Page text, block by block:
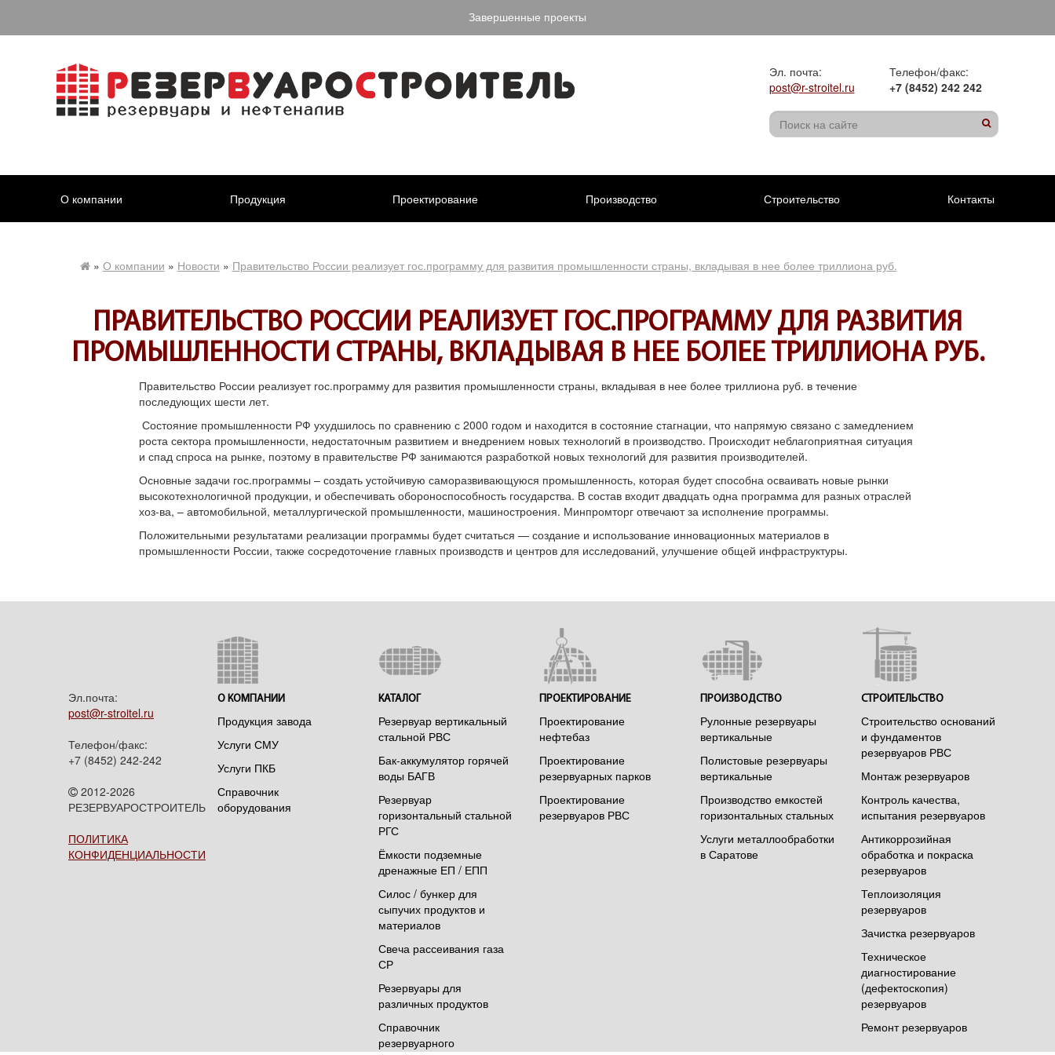
Завершенные проекты
Эл. почта:
post@r-stroitel.ru
Телефон/факс:
+7 (8452) 242 242
О компании Продукция Проектирование Производство Строительство Контакты
» О компании » Новости » Правительство России реализует гос.программу для развития промышленности страны, вкладывая в нее более триллиона руб.
ПРАВИТЕЛЬСТВО РОССИИ РЕАЛИЗУЕТ ГОС.ПРОГРАММУ ДЛЯ РАЗВИТИЯ
ПРОМЫШЛЕННОСТИ СТРАНЫ, ВКЛАДЫВАЯ В НЕЕ БОЛЕЕ ТРИЛЛИОНА РУБ.
Правительство России реализует гос.программу для развития промышленности страны, вкладывая в нее более триллиона руб. в течение
последующих шести лет.
Состояние промышленности РФ ухудшилось по сравнению с 2000 годом и находится в состояние стагнации, что напрямую связано с замедлением
роста сектора промышленности, недостаточным развитием и внедрением новых технологий в производство. Происходит неблагоприятная ситуация
и спад спроса на рынке, поэтому в правительстве РФ занимаются разработкой новых технологий для развития производителей.
Основные задачи гос.программы – создать устойчивую саморазвивающуюся промышленность, которая будет способна осваивать новые рынки
высокотехнологичной продукции, и обеспечивать обороноспособность государства. В состав входит двадцать одна программа для разных отраслей
хоз-ва, – автомобильной, металлургической промышленности, машиностроения. Минпромторг отвечают за исполнение программы.
Положительными результатами реализации программы будет считаться — создание и использование инновационных материалов в
промышленности России, также сосредоточение главных производств и центров для исследований, улучшение общей инфраструктуры.
Эл.почта:
post@r-stroitel.ru
Телефон/факс:
+7 (8452) 242-242
2012-2026
РЕЗЕРВУАРОСТРОИТЕЛЬ
ПОЛИТИКА
КОНФИДЕНЦИАЛЬНОСТИ
О КОМПАНИИ
Продукция завода
Услуги СМУ
Услуги ПКБ
Справочник
оборудования
КАТАЛОГ
Резервуар вертикальный
стальной РВС
Бак-аккумулятор горячей
воды БАГВ
Резервуар
горизонтальный стальной
РГС
Ёмкости подземные
дренажные ЕП / ЕПП
Силос / бункер для
сыпучих продуктов и
материалов
Свеча рассеивания газа
СР
Резервуары для
различных продуктов
Справочник
резервуарного
ПРОЕКТИРОВАНИЕ
Проектирование
нефтебаз
Проектирование
резервуарных парков
Проектирование
резервуаров РВС
ПРОИЗВОДСТВО
Рулонные резервуары
вертикальные
Полистовые резервуары
вертикальные
Производство емкостей
горизонтальных стальных
Услуги металлообработки
в Саратове
СТРОИТЕЛЬСТВО
Строительство оснований
и фундаментов
резервуаров РВС
Монтаж резервуаров
Контроль качества,
испытания резервуаров
Антикоррозийная
обработка и покраска
резервуаров
Теплоизоляция
резервуаров
Зачистка резервуаров
Техническое
диагностирование
(дефектоскопия)
резервуаров
Ремонт резервуаров